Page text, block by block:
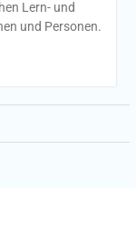
Lern- und
und Personen.